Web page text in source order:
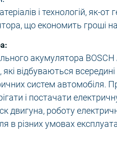
і технологій, як-
що економить гроші
акумулятора
які відбуваються
систем автомобіля.
і постачати
двигуна, роботу
в різних умовах